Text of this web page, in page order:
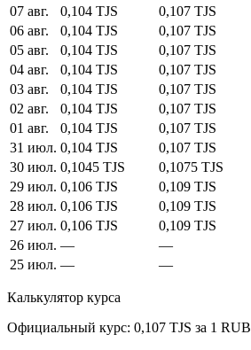
07 авг.
0,104 TJS
0,107 TJS
06 авг.
0,104 TJS
0,107 TJS
05 авг.
0,104 TJS
0,107 TJS
04 авг.
0,104 TJS
0,107 TJS
03 авг.
0,104 TJS
0,107 TJS
02 авг.
0,104 TJS
0,107 TJS
01 авг.
0,104 TJS
0,107 TJS
31 июл. 0,104 TJS
0,107 TJS
30 июл. 0,1045 TJS
0,1075 TJS
29 июл. 0,106 TJS
0,109 TJS
28 июл. 0,106 TJS
0,109 TJS
27 июл. 0,106 TJS
0,109 TJS
26 июл. —
—
25 июл. — —
Калькулятор курса
Официальный курс: 0,107 TJS за 1 RUB